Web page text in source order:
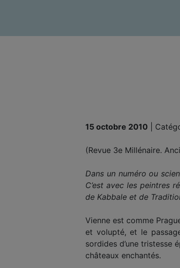
15 octobre 2010
(Revue 3e Millénaire.
Dans un numéro ou
C’est avec les peintres
de Kabbale et de
Vienne est comme
et volupté, et le
sordides d’une tristesse
châteaux enchantés.